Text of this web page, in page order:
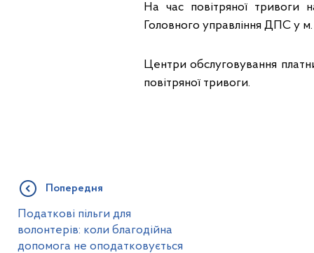
На час повітряної тривоги
Головного управління ДПС у м.
Центри обслуговування
повітряної тривоги.
Попередня
Податкові пільги для
волонтерів: коли благодійна
допомога не оподатковується